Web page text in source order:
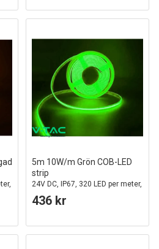
5m 10W/m Grön COB-LED
strip
24V DC, IP67, 320 LED per meter,
COB LED
436 kr